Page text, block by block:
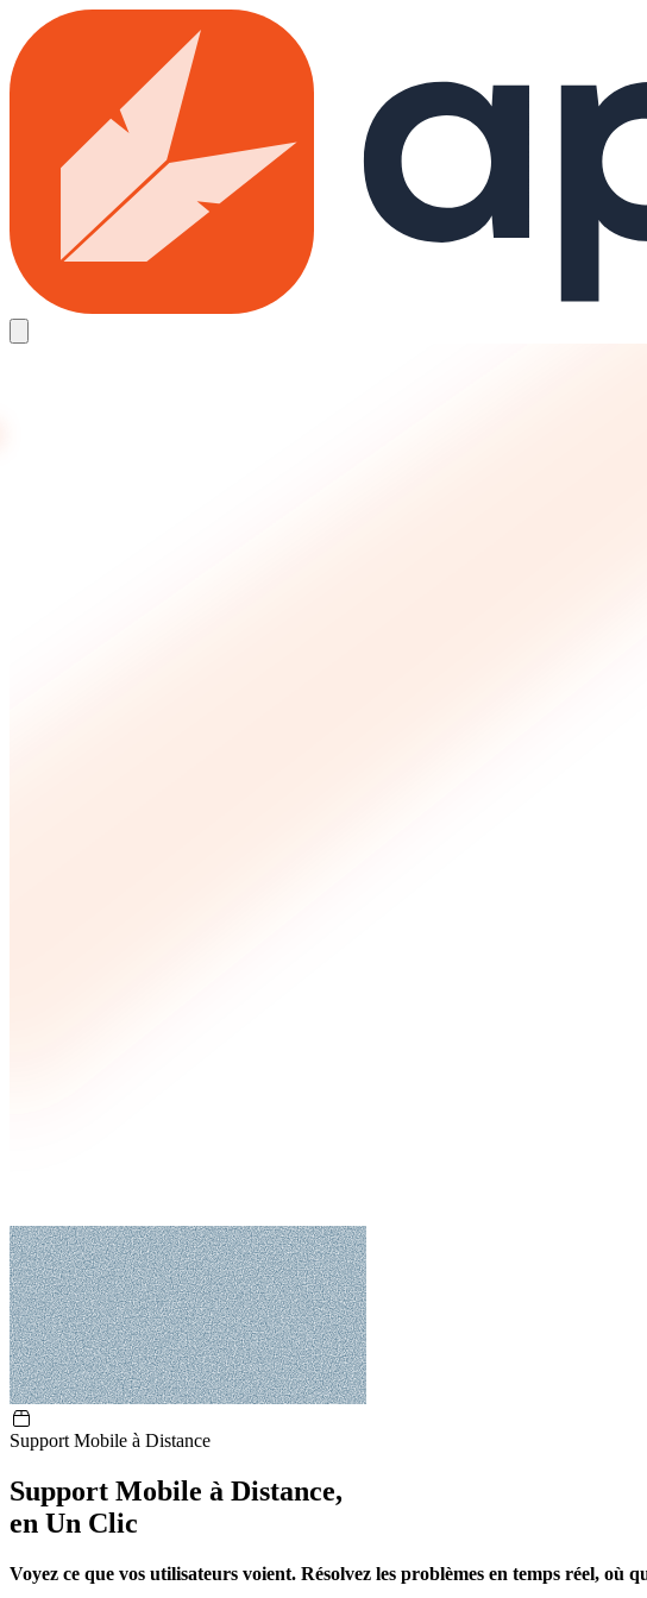
Skip to main content
Support Mobile à Distance
Support Mobile à Distance,
en Un Clic
Voyez ce que vos utilisateurs voient. Résolvez les problèmes en temps réel, où